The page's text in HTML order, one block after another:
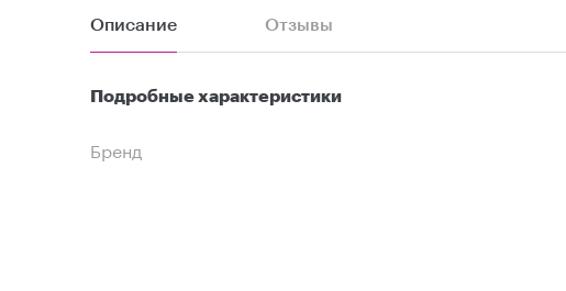
Описание Отзывы
Подробные характеристики
Бренд